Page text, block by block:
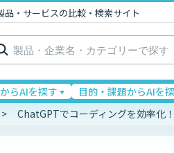
品・サービスの比較・検索サイト
らAIを探す 目的・課題からAIを
ChatGPTでコーディングを効率化